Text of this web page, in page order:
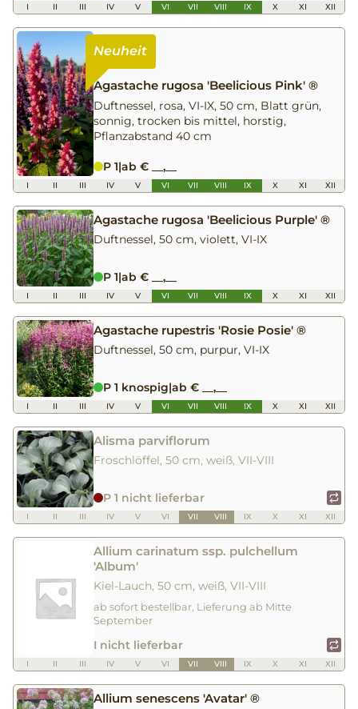
I II III IV V VI VII VIII IX X XI XII
Agastache rugosa 'Beelicious Pink' ®
Duftnessel, rosa, VI-IX, 50 cm, Blatt grün,
sonnig, trocken bis mittel, horstig,
Pflanzabstand 40 cm
P 1|ab € __,__
I II III IV V VI VII VIII IX X XI XII
Agastache rugosa 'Beelicious Purple' ®
Duftnessel, 50 cm, violett, VI-IX
P 1|ab € __,__
I II III IV V VI VII VIII IX X XI XII
Agastache rupestris 'Rosie Posie' ®
Duftnessel, 50 cm, purpur, VI-IX
P 1 knospig|ab € __,__
I II III IV V VI VII VIII IX X XI XII
Alisma parviflorum
Froschlöffel, 50 cm, weiß, VII-VIII
P 1 nicht lieferbar
I II III IV V VI VII VIII IX X XI XII
Allium carinatum ssp. pulchellum
'Album'
Kiel-Lauch, 50 cm, weiß, VII-VIII
ab sofort bestellbar, Lieferung ab Mitte
September
I nicht lieferbar
I II III IV V VI VII VIII IX X XI XII
Allium senescens 'Avatar' ®